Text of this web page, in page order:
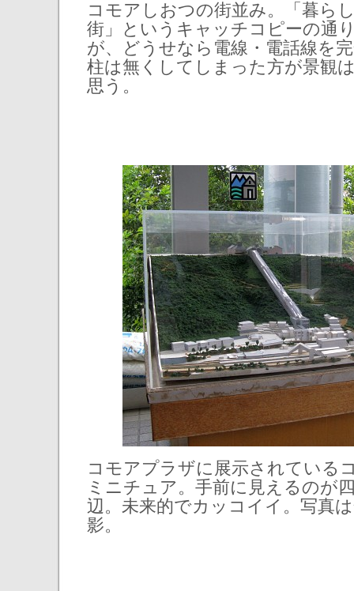
コモアしおつの街並み。「暮ら
街」というキャッチコピーの通
が、どうせなら電線・電話線を
柱は無くしてしまった方が景観
思う。
コモアプラザに展示されている
ミニチュア。手前に見えるのが
辺。未来的でカッコイイ。写真
影。